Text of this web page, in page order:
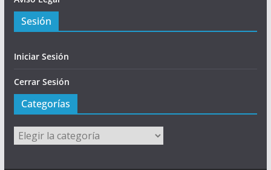
Sesión
Iniciar Sesión
Cerrar Sesión
Categorías
Categorías